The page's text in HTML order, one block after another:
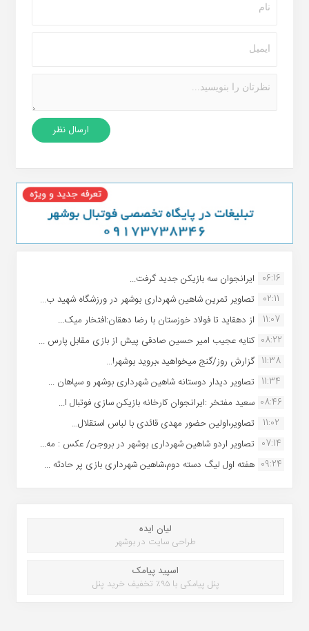
06:16 ایرانجوان سه بازیکن جدید گرفت...
02:11
تصاویر تمرین شاهین شهردارى بوشهر در ورزشگاه شهید ب...
11:07
از دهقاید تا فولاد خوزستان با رضا دهقان:افتخار میک...
08:22 کنایه عجیب امیر حسین صادقی پیش از بازی مقابل پارس ...
11:38 گزارش روز/گنج میخواهید ،بروید بوشهر!...
11:34 تصاویر دیدار دوستانه شاهین شهردارى بوشهر و سپاهان ...
08:46 سعید مفتخر :ایرانجوان کارخانه بازیکن سازی فوتبال ا...
11:02
تصاویر،اولین حضور مهدی قائدی با لباس استقلال...
07:14 تصاویر اردو شاهین شهرداری بوشهر در بروجن/ عکس : مه...
09:24 هفته اول لیگ دسته دوم،شاهین شهرداری بازی پر حادثه ...
لیان ایده
طراحی سایت در بوشهر
اسپید پیامک
پنل پیامکی با ۹۵٪ تخفیف خرید پنل